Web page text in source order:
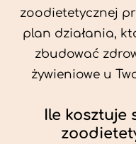
zoodietetycznej
plan działania,
zbudować
żywieniowe u
Ile kosztuje